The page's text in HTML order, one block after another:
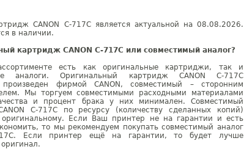
CANON C-717C является актуальной на 08.08.2026.
в наличии.
картридж CANON C-717C или совместимый аналог?
есть как оригинальные картриджи, так и
аналоги. Оригинальный картридж CANON C-717C
произведен фирмой CANON, совместимый – сторонним
Мы торгуем совместимыми расходными материалами
и процент брака у них минимален. Совместимый
C-717C по ресурсу (количеству сделанных копий)
оригинальному. Если Ваш принтер не на гарантии и есть
то мы рекомендуем покупать совместимый аналог
Если принтер ещё на гарантии, то будет лучше